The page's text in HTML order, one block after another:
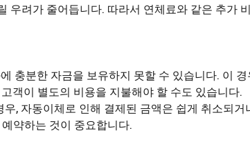
우려가 줄어듭니다. 따라서 연체료와 같은 추가
충분한 자금을 보유하지 못할 수 있습니다. 이 경
객이 별도의 비용을 지불해야 할 수도 있습니다.
, 자동이체로 인해 결제된 금액은 쉽게 취소되거
약하는 것이 중요합니다.